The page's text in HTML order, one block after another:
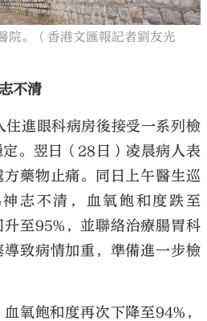
院。（香港文匯報記者劉友光
不清
進眼科病房後接受一系列檢
。翌日（28日）凌晨病人表
藥物止痛。同日上午醫生巡
志不清，血氧飽和度跌至
至95%，並聯絡治療腸胃科
致病情加重，準備進一步檢
氧飽和度再次下降至94%，